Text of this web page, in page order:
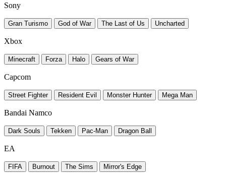
Sony
Gran Turismo God of War The Last of Us Uncharted
Xbox
Minecraft Forza Halo Gears of War
Capcom
Street Fighter Resident Evil Monster Hunter Mega Man
Bandai Namco
Dark Souls Tekken Pac-Man Dragon Ball
EA
FIFA Burnout The Sims Mirror's Edge